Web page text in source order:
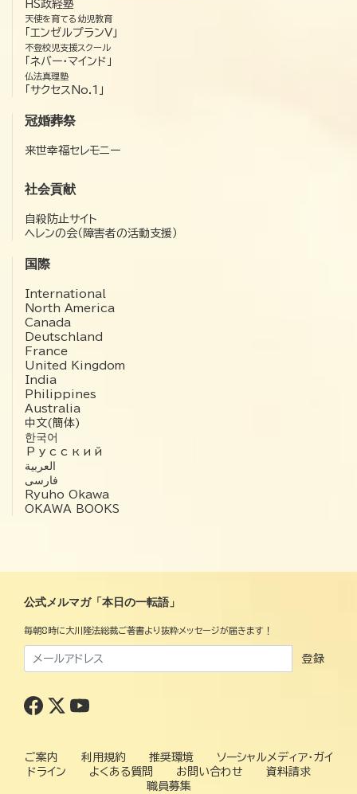
HS政経塾
天使を育てる幼児教育
「エンゼルプランV」
不登校児支援スクール
「ネバー・マインド」
仏法真理塾
「サクセスNo.1」
冠婚葬祭
来世幸福セレモニー
社会貢献
自殺防止サイト
ヘレンの会（障害者の活動支援）
国際
International
North America
Canada
Deutschland
France
United Kingdom
India
Philippines
Australia
中文(簡体)
한국어
Русский
العربية‏
فارسی
Ryuho Okawa
OKAWA BOOKS
公式メルマガ「本日の一転語」
毎朝8時に大川隆法総裁ご著書より抜粋メッセージが届きます！
登録
ご案内 利用規約 推奨環境
ソーシャルメディア・ガイ
ドライン
よくある質問 お問い合わせ
資料請求
職員募集